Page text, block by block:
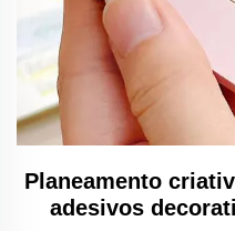
Planeamento
adesivos